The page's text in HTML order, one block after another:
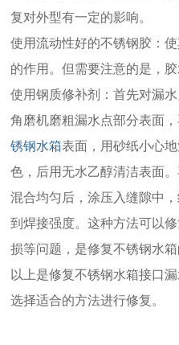
复对外型有一定的影响。
使用流动性好的不锈钢胶：
的作用。但需要注意的是，胶
使用钢质修补剂：首先对漏
角磨机磨粗漏水点部分表面
锈钢水箱表面，用砂纸小心
色，后用无水乙醇清洁表面
混合均匀后，涂压入缝隙中
到焊接强度。这种方法可以
损等问题，是修复不锈钢水箱
以上是修复不锈钢水箱接口
选择适合的方法进行修复。